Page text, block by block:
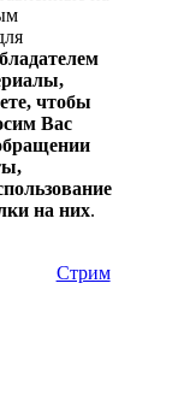
чтобы
Вас
на них.
Стрим